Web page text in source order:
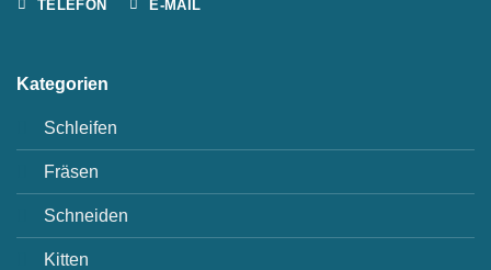
TELEFON E-MAIL
Kategorien
Schleifen
Fräsen
Schneiden
Kitten